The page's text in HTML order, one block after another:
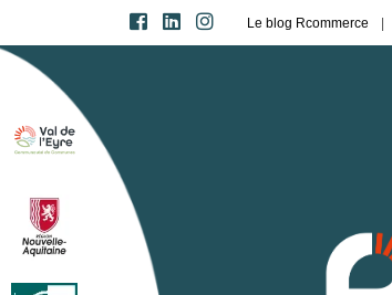
Le blog Rcommerce